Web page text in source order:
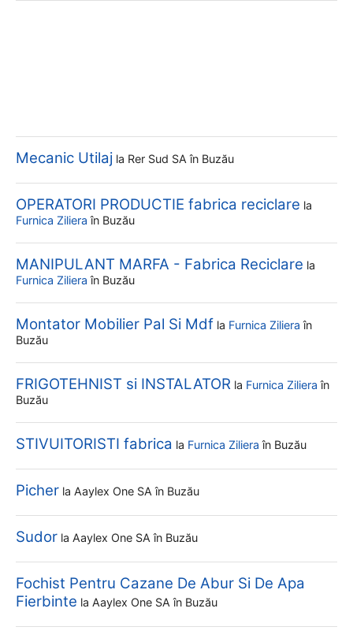
Mecanic Utilaj la Rer Sud SA în Buzău
OPERATORI PRODUCTIE fabrica reciclare la
Furnica Ziliera în Buzău
MANIPULANT MARFA - Fabrica Reciclare la
Furnica Ziliera în Buzău
Montator Mobilier Pal Si Mdf la Furnica Ziliera în
Buzău
FRIGOTEHNIST si INSTALATOR la Furnica Ziliera în
Buzău
STIVUITORISTI fabrica la Furnica Ziliera în Buzău
Picher la Aaylex One SA în Buzău
Sudor la Aaylex One SA în Buzău
Fochist Pentru Cazane De Abur Si De Apa
Fierbinte la Aaylex One SA în Buzău